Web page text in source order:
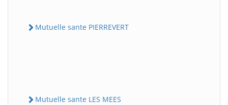
Mutuelle sante PIERREVERT
Mutuelle sante LES MEES